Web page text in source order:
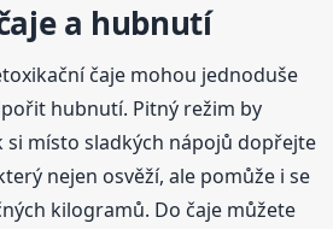
a hubnutí
čaje mohou jednoduše
hubnutí. Pitný režim by
si místo sladkých nápojů dopřejte
nejen osvěží, ale pomůže i se
kilogramů. Do čaje můžete